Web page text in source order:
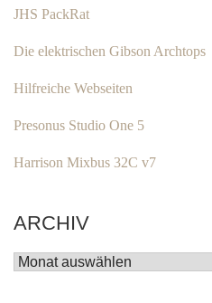
JHS PackRat
Die elektrischen Gibson Archtops
Hilfreiche Webseiten
Presonus Studio One 5
Harrison Mixbus 32C v7
ARCHIV
ARCHIV